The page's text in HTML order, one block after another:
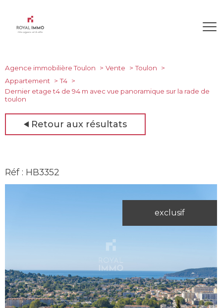
Agence immobilière Toulon Vente
Toulon
Appartement
T4
Dernier etage t4 de 94 m avec vue panoramique sur la rade de
toulon
Retour aux résultats
Réf : HB3352
exclusif